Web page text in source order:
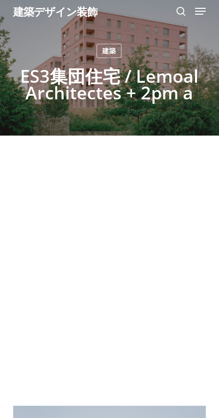
Skip
to
main
content
建築デザイン装飾 Menu
建築
ES3集団住宅 / Lemoal
Architectes + 2pm a
Menu